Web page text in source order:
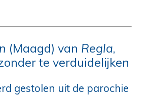
(Maagd) van Regla,
te verduidelijken
gestolen uit de parochie